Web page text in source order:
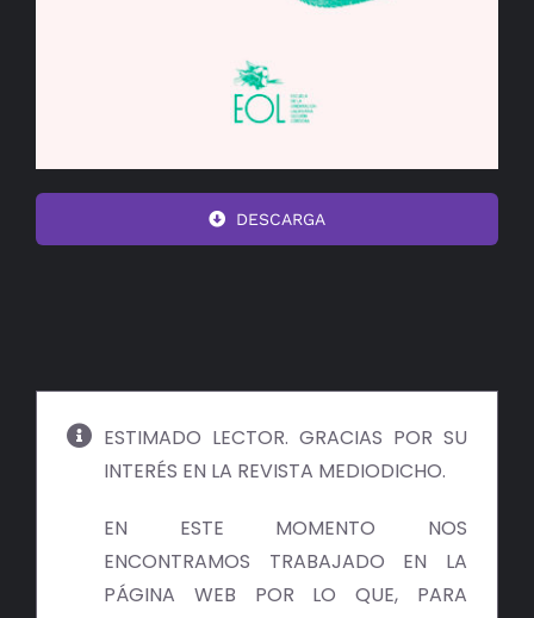
DESCARGA
ESTIMADO LECTOR. GRACIAS POR SU
INTERÉS EN LA REVISTA MEDIODICHO.
EN ESTE MOMENTO NOS
ENCONTRAMOS TRABAJADO EN LA
PÁGINA WEB POR LO QUE, PARA